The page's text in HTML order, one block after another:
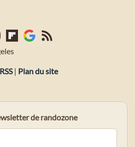
| Plan du site
de randozone